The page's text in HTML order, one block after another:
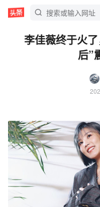
李佳薇终于火
后”